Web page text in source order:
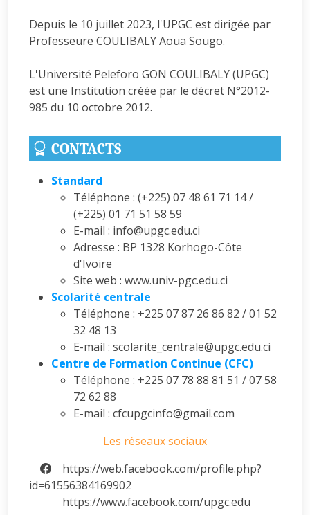
Depuis le 10 juillet 2023, l'UPGC est dirigée par
Professeure COULIBALY Aoua Sougo.
L'Université Peleforo GON COULIBALY (UPGC)
est une Institution créée par le décret N°2012-
985 du 10 octobre 2012.
CONTACTS
Standard
Téléphone : (+225) 07 48 61 71 14 /
(+225) 01 71 51 58 59
E-mail : info@upgc.edu.ci
Adresse : BP 1328 Korhogo-Côte
d'Ivoire
Site web : www.univ-pgc.edu.ci
Scolarité centrale
Téléphone : +225 07 87 26 86 82 / 01 52
32 48 13
E-mail : scolarite_centrale@upgc.edu.ci
Centre de Formation Continue (CFC)
Téléphone : +225 07 78 88 81 51 / 07 58
72 62 88
E-mail : cfcupgcinfo@gmail.com
Les réseaux sociaux
https://web.facebook.com/profile.php?
id=61556384169902
https://www.facebook.com/upgc.edu